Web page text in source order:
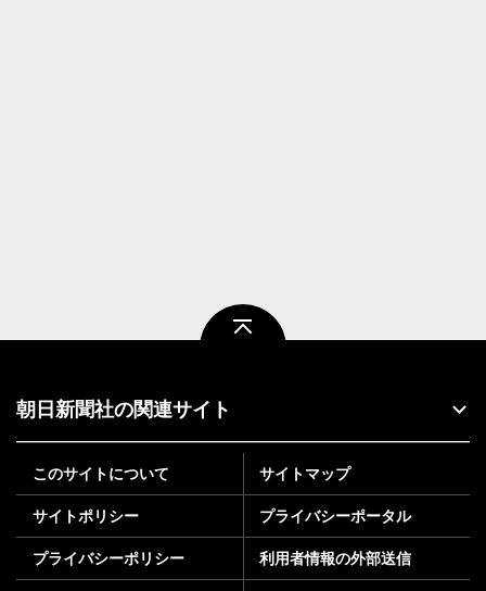
朝日新聞社の関連サイト
このサイトについて サイトマップ
サイトポリシー プライバシーポータル
プライバシーポリシー 利用者情報の外部送信